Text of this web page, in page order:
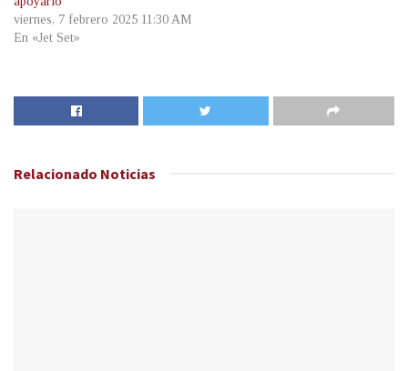
viernes, 7 febrero 2025 11:30 AM
En «Jet Set»
Relacionado Noticias